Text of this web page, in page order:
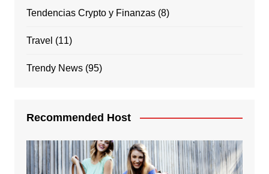
Tendencias Crypto y Finanzas(8)
Travel (11)
Trendy News(95)
Recommended Host